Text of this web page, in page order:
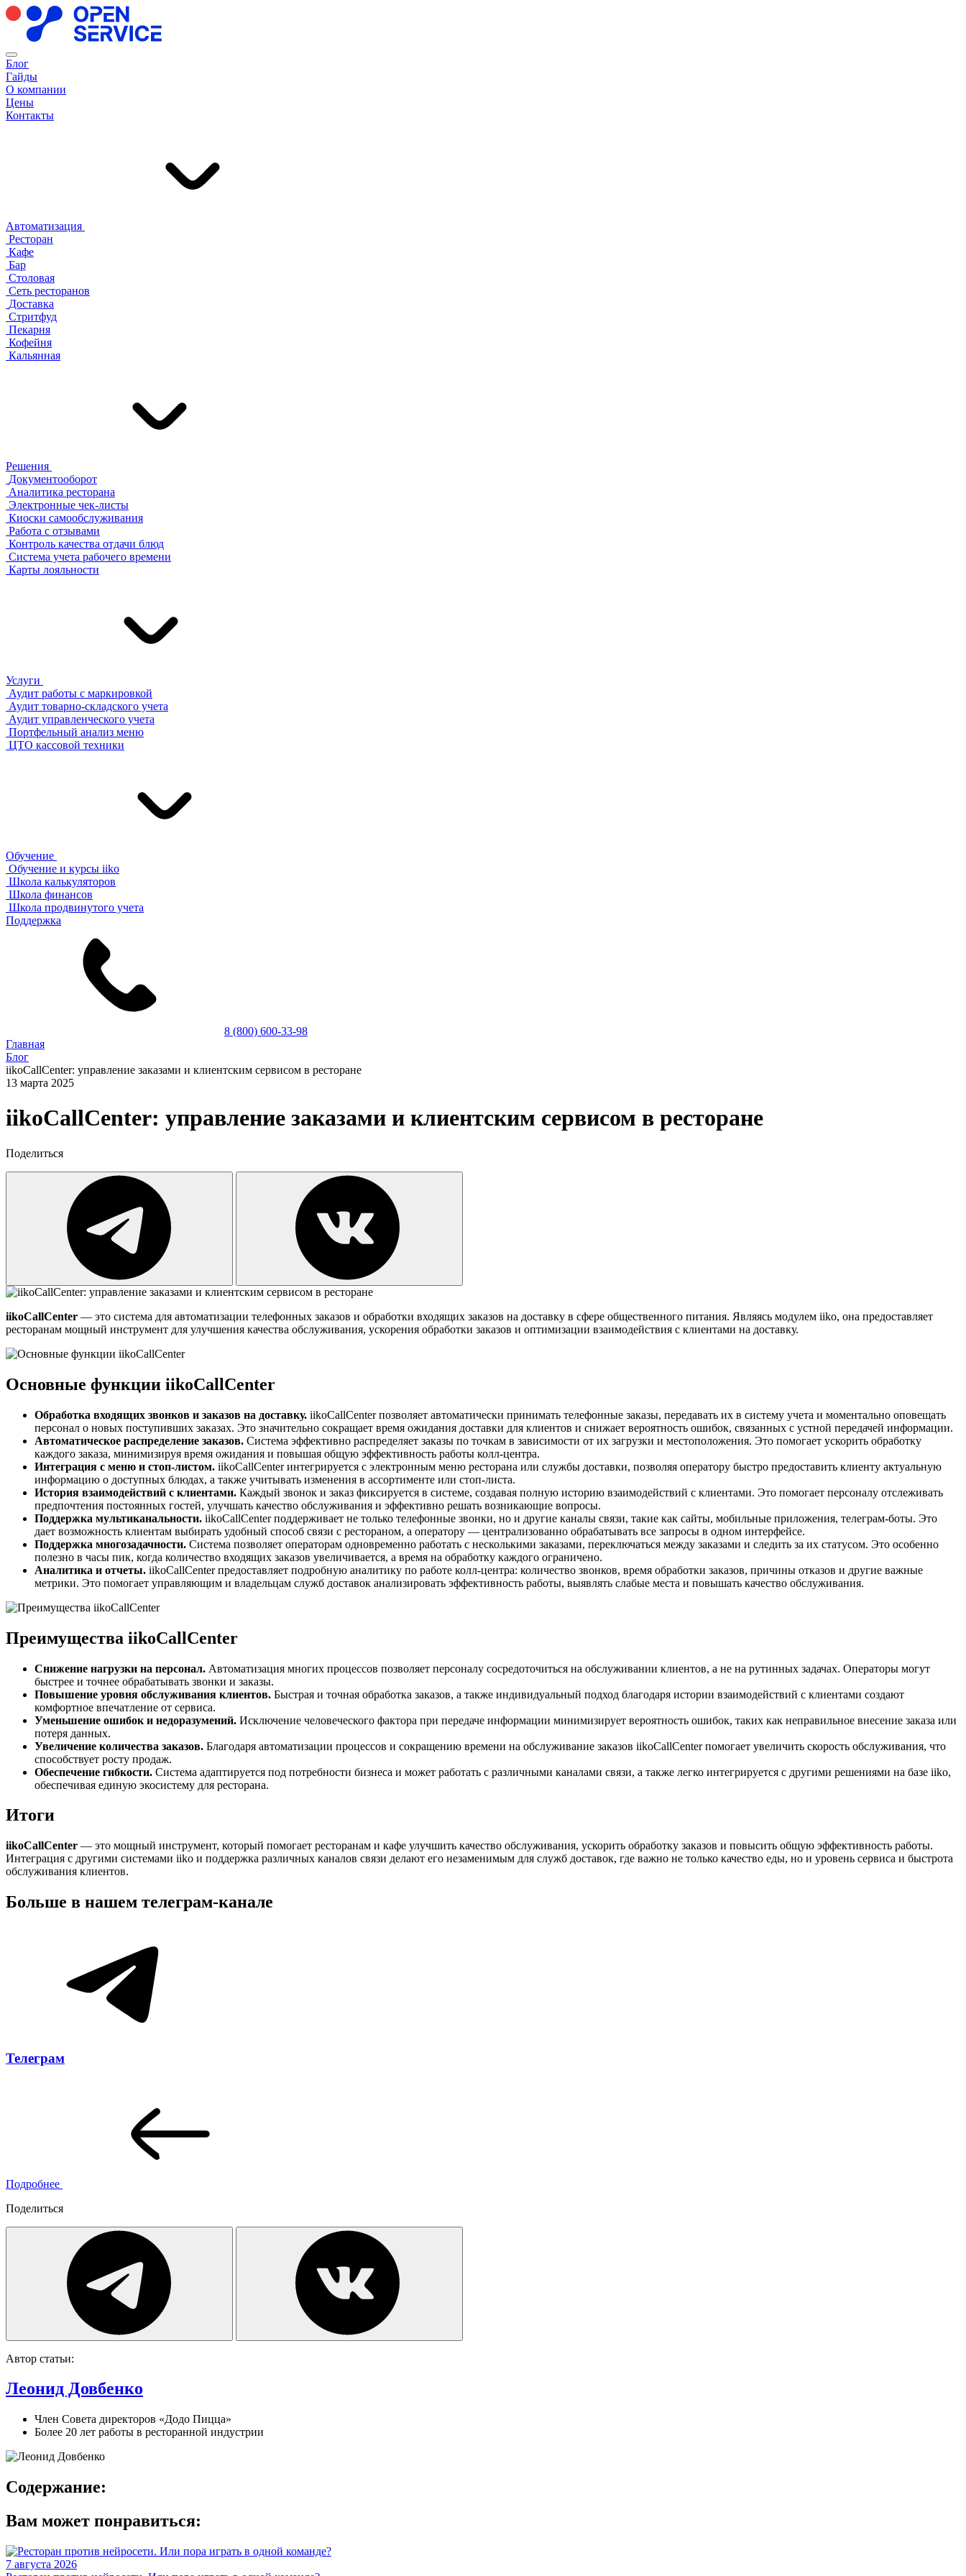
Блог
Гайды
О компании
Цены
Контакты
Автоматизация
Ресторан
Кафе
Бар
Столовая
Сеть ресторанов
Доставка
Стритфуд
Пекарня
Кофейня
Кальянная
Решения
Документооборот
Аналитика ресторана
Электронные чек-листы
Киоски самообслуживания
Работа с отзывами
Контроль качества отдачи блюд
Система учета рабочего времени
Карты лояльности
Услуги
Аудит работы с маркировкой
Аудит товарно-складского учета
Аудит управленческого учета
Портфельный анализ меню
ЦТО кассовой техники
Обучение
Обучение и курсы iiko
Школа калькуляторов
Школа финансов
Школа продвинутого учета
Поддержка
8 (800) 600-33-98
Главная
Блог
iikoCallCenter: управление заказами и клиентским сервисом в ресторане
13 марта 2025
iikoCallCenter: управление заказами и клиентским сервисом в ресторане
Поделиться
iikoCallCenter — это система для автоматизации телефонных заказов и обработки входящих заказов на доставку в сфере общественного питания. Являясь модулем iiko, она предоставляет
ресторанам мощный инструмент для улучшения качества обслуживания, ускорения обработки заказов и оптимизации взаимодействия с клиентами на доставку.
Основные функции iikoCallCenter
Обработка входящих звонков и заказов на доставку. iikoCallCenter позволяет автоматически принимать телефонные заказы, передавать их в систему учета и моментально оповещать
персонал о новых поступивших заказах. Это значительно сокращает время ожидания доставки для клиентов и снижает вероятность ошибок, связанных с устной передачей информации.
Автоматическое распределение заказов. Система эффективно распределяет заказы по точкам в зависимости от их загрузки и местоположения. Это помогает ускорить обработку
каждого заказа, минимизируя время ожидания и повышая общую эффективность работы колл-центра.
Интеграция с меню и стоп-листом. iikoCallCenter интегрируется с электронным меню ресторана или службы доставки, позволяя оператору быстро предоставить клиенту актуальную
информацию о доступных блюдах, а также учитывать изменения в ассортименте или стоп-листа.
История взаимодействий с клиентами. Каждый звонок и заказ фиксируется в системе, создавая полную историю взаимодействий с клиентами. Это помогает персоналу отслеживать
предпочтения постоянных гостей, улучшать качество обслуживания и эффективно решать возникающие вопросы.
Поддержка мультиканальности. iikoCallCenter поддерживает не только телефонные звонки, но и другие каналы связи, такие как сайты, мобильные приложения, телеграм-боты. Это
дает возможность клиентам выбирать удобный способ связи с рестораном, а оператору — централизованно обрабатывать все запросы в одном интерфейсе.
Поддержка многозадачности. Система позволяет операторам одновременно работать с несколькими заказами, переключаться между заказами и следить за их статусом. Это особенно
полезно в часы пик, когда количество входящих заказов увеличивается, а время на обработку каждого ограничено.
Аналитика и отчеты. iikoCallCenter предоставляет подробную аналитику по работе колл-центра: количество звонков, время обработки заказов, причины отказов и другие важные
метрики. Это помогает управляющим и владельцам служб доставок анализировать эффективность работы, выявлять слабые места и повышать качество обслуживания.
Преимущества iikoCallCenter
Снижение нагрузки на персонал. Автоматизация многих процессов позволяет персоналу сосредоточиться на обслуживании клиентов, а не на рутинных задачах. Операторы могут
быстрее и точнее обрабатывать звонки и заказы.
Повышение уровня обслуживания клиентов. Быстрая и точная обработка заказов, а также индивидуальный подход благодаря истории взаимодействий с клиентами создают
комфортное впечатление от сервиса.
Уменьшение ошибок и недоразумений. Исключение человеческого фактора при передаче информации минимизирует вероятность ошибок, таких как неправильное внесение заказа или
потеря данных.
Увеличение количества заказов. Благодаря автоматизации процессов и сокращению времени на обслуживание заказов iikoCallCenter помогает увеличить скорость обслуживания, что
способствует росту продаж.
Обеспечение гибкости. Система адаптируется под потребности бизнеса и может работать с различными каналами связи, а также легко интегрируется с другими решениями на базе iiko,
обеспечивая единую экосистему для ресторана.
Итоги
iikoCallCenter — это мощный инструмент, который помогает ресторанам и кафе улучшить качество обслуживания, ускорить обработку заказов и повысить общую эффективность работы.
Интеграция с другими системами iiko и поддержка различных каналов связи делают его незаменимым для служб доставок, где важно не только качество еды, но и уровень сервиса и быстрота
обслуживания клиентов.
Больше в нашем телеграм-канале
Телеграм
Подробнее
Поделиться
Автор статьи:
Леонид Довбенко
Член Совета директоров «Додо Пицца»
Более 20 лет работы в ресторанной индустрии
Содержание:
Вам может понравиться:
7 августа 2026